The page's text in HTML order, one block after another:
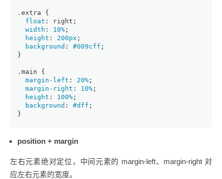
.extra {
float : right;
width : 10% ;
height : 200px ;
background : #009cff ;
}
.main {
margin-left : 20% ;
margin-right : 10% ;
height : 100% ;
background : #dff ;
}
position + margin
左右元素绝对定位，中间元素的 margin-left、margin-right 对
应左右元素的宽度。